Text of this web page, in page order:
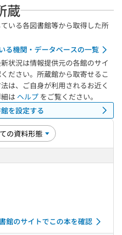
蔵
いる各図書館等から取得した所
る機関・データベースの一覧
状況は情報提供元の各館のサイ
ださい。所蔵館から取寄せるこ
は、ご自身が利用されるお近く
は ヘルプ をご覧ください。
を設定する
館のサイトでこの本を確認